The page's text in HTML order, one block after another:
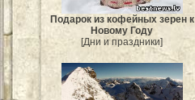
Подарок из кофейных зерен к
Новому Году
[Дни и праздники]